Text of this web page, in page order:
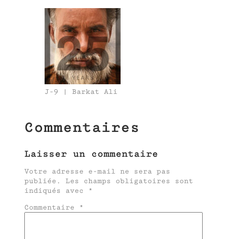
J-9 | Barkat Ali
Commentaires
Laisser un commentaire
Votre adresse e-mail ne sera pas
publiée.
Les champs obligatoires sont
indiqués avec
*
Commentaire
*